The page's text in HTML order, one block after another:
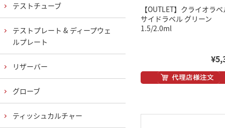
【OUTLET】クライオラ
サイドラベル グリーン
1.5/2.0ml
テストチューブ
テストプレート & ディープウェ
ルプレート
リザーバー
グローブ
ティッシュカルチャー